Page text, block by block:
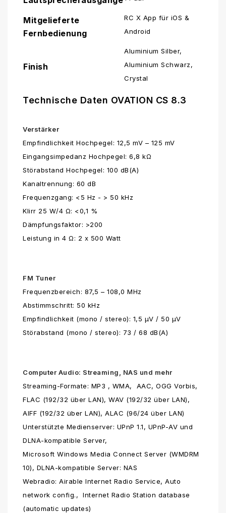
Mitgelieferte
Fernbedienung
RC X App für iOS &
Android
Finish
Aluminium Silber,
Aluminium Schwarz,
Crystal
Technische Daten OVATION CS 8.3
Verstärker
Empfindlichkeit Hochpegel: 12,5 mV – 125 mV
Eingangsimpedanz Hochpegel: 6,8 kΩ
Störabstand Hochpegel: 100 dB(A)
Kanaltrennung: 60 dB
Frequenzgang: <5 Hz - > 50 kHz
Klirr 25 W/4 Ω: <0,1 %
Dämpfungsfaktor: >200
Leistung in 4 Ω: 2 x 500 Watt
FM Tuner
Frequenzbereich: 87,5 – 108,0 MHz
Abstimmschritt: 50 kHz
Empfindlichkeit (mono / stereo): 1,5 µV / 50 µV
Störabstand (mono / stereo): 73 / 68 dB(A)
Computer Audio: Streaming, NAS und mehr
Streaming-Formate: MP3 , WMA, AAC, OGG Vorbis,
FLAC (192/32 über LAN), WAV (192/32 über LAN),
AIFF (192/32 über LAN), ALAC (96/24 über LAN)
Unterstützte Medienserver: UPnP 1.1, UPnP-AV und
DLNA-kompatible Server,
Microsoft Windows Media Connect Server (WMDRM
10), DLNA-kompatible Server: NAS
Webradio: Airable Internet Radio Service, Auto
network config., Internet Radio Station database
(automatic updates)